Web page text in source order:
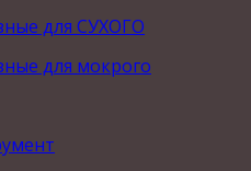
для СУХОГО
для мокрого